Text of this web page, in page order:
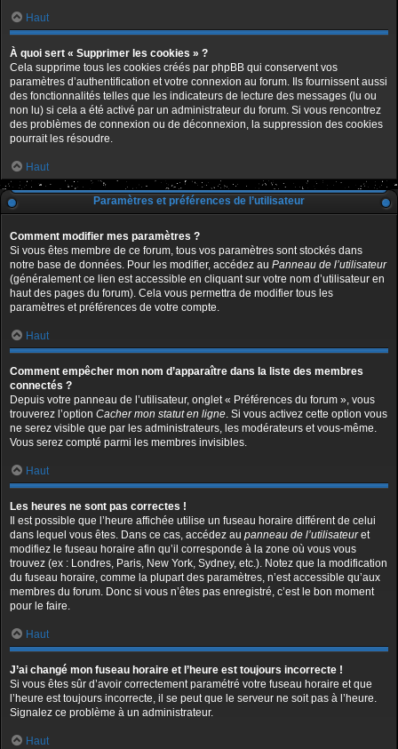
Haut
À quoi sert « Supprimer les cookies » ?
Cela supprime tous les cookies créés par phpBB qui conservent vos
paramètres d’authentification et votre connexion au forum. Ils fournissent aussi
des fonctionnalités telles que les indicateurs de lecture des messages (lu ou
non lu) si cela a été activé par un administrateur du forum. Si vous rencontrez
des problèmes de connexion ou de déconnexion, la suppression des cookies
pourrait les résoudre.
Haut
Paramètres et préférences de l’utilisateur
Comment modifier mes paramètres ?
Si vous êtes membre de ce forum, tous vos paramètres sont stockés dans
notre base de données. Pour les modifier, accédez au Panneau de l’utilisateur
(généralement ce lien est accessible en cliquant sur votre nom d’utilisateur en
haut des pages du forum). Cela vous permettra de modifier tous les
paramètres et préférences de votre compte.
Haut
Comment empêcher mon nom d’apparaître dans la liste des membres
connectés ?
Depuis votre panneau de l’utilisateur, onglet « Préférences du forum », vous
trouverez l’option Cacher mon statut en ligne. Si vous activez cette option vous
ne serez visible que par les administrateurs, les modérateurs et vous-même.
Vous serez compté parmi les membres invisibles.
Haut
Les heures ne sont pas correctes !
Il est possible que l’heure affichée utilise un fuseau horaire différent de celui
dans lequel vous êtes. Dans ce cas, accédez au panneau de l’utilisateuret
modifiez le fuseau horaire afin qu’il corresponde à la zone où vous vous
trouvez (ex : Londres, Paris, New York, Sydney, etc.). Notez que la modification
du fuseau horaire, comme la plupart des paramètres, n’est accessible qu’aux
membres du forum. Donc si vous n’êtes pas enregistré, c’est le bon moment
pour le faire.
Haut
J’ai changé mon fuseau horaire et l’heure est toujours incorrecte !
Si vous êtes sûr d’avoir correctement paramétré votre fuseau horaire et que
l’heure est toujours incorrecte, il se peut que le serveur ne soit pas à l’heure.
Signalez ce problème à un administrateur.
Haut